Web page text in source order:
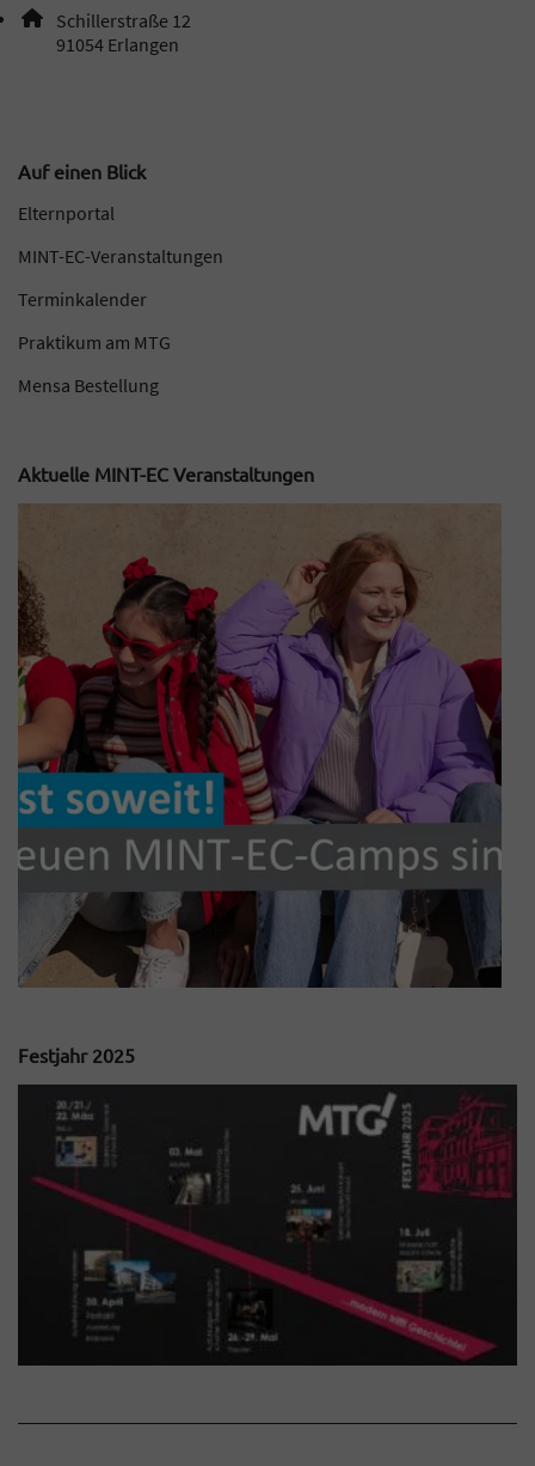
Adresse:
Schillerstraße 12
91054 , 9 1 0 5 4
Erlangen
Auf einen Blick
Elternportal
MINT-EC-Veranstaltungen
Terminkalender
Praktikum am MTG
Mensa Bestellung
Aktuelle MINT-EC Veranstaltungen
Festjahr 2025